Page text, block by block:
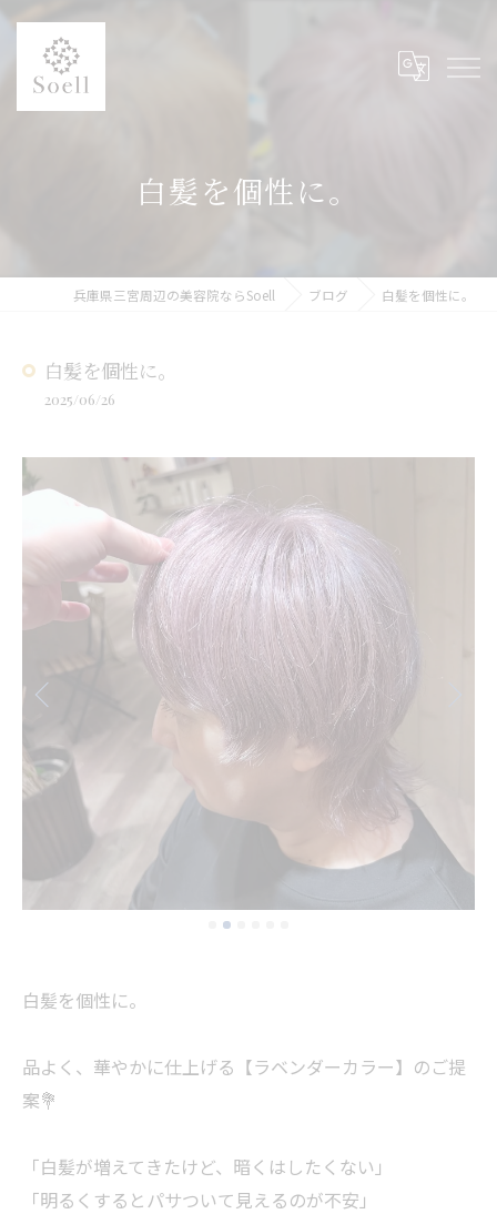
白髪を個性に。
兵庫県三宮周辺の美容院ならSoell ブログ 白髪を個性に。
白髪を個性に。
2025/06/26
白髪を個性に。
品よく、華やかに仕上げる【ラベンダーカラー】のご提
案💐
「白髪が増えてきたけど、暗くはしたくない」
「明るくするとパサついて見えるのが不安」